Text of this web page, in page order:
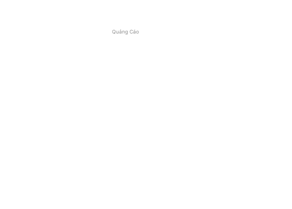
Quảng Cáo